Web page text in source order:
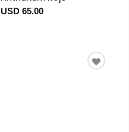
USD 65.00